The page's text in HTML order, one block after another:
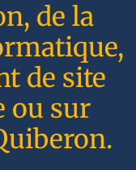
de la
de site
ou sur